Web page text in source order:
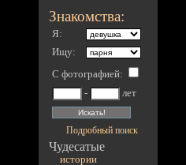
Знакомства:
Я:
Ищу:
С фотографией:
-
лет
Подробный поиск
Чудесатые
истории